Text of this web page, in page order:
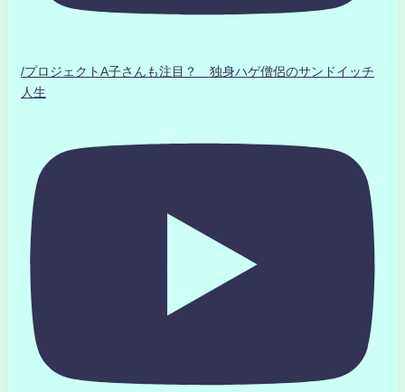
/プロジェクトA子さんも注目？ 独身ハゲ僧侶のサンドイッチ
人生